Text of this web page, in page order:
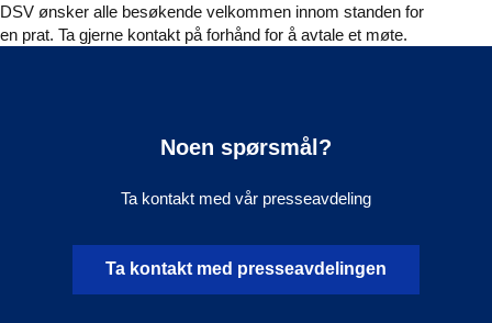
DSV ønsker alle besøkende velkommen innom standen for
en prat. Ta gjerne kontakt på forhånd for å avtale et møte.
Noen spørsmål?
Ta kontakt med vår presseavdeling
Ta kontakt med presseavdelingen